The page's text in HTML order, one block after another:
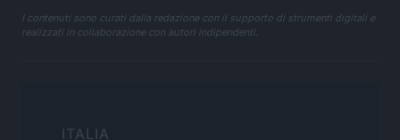
I contenuti sono curati dalla redazione con il supporto di strumenti digitali e
realizzati in collaborazione con autori indipendenti.
ITALIA